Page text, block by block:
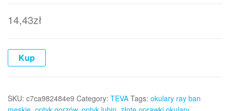
14,43zł
Kup
SKU: c7ca982484e9 Category: TEVA Tags: okulary ray ban